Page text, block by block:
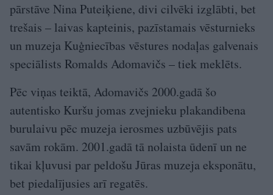
pārstāve Nina Puteiķiene, divi cilvēki izglābti, bet
trešais – laivas kapteinis, pazīstamais vēsturnieks
un muzeja Kuģniecības vēstures nodaļas galvenais
speciālists Romalds Adomavičs – tiek meklēts.
Pēc viņas teiktā, Adomavičs 2000.gadā šo
autentisko Kuršu jomas zvejnieku plakandibena
burulaivu pēc muzeja ierosmes uzbūvējis pats
savām rokām. 2001.gadā tā nolaista ūdenī un ne
tikai kļuvusi par peldošu Jūras muzeja eksponātu,
bet piedalījusies arī regatēs.